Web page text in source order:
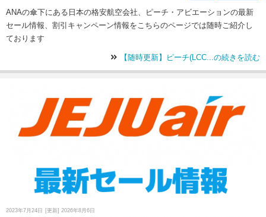
ANAの傘下にある日本の格安航空会社、ピーチ・アビエーションの最新
セール情報、割引キャンペーン情報をこちらのページでは随時ご紹介し
ております
【随時更新】ピーチ(LCC...の続きを読む
2023年7月24日 [更新] 2026年8月6日